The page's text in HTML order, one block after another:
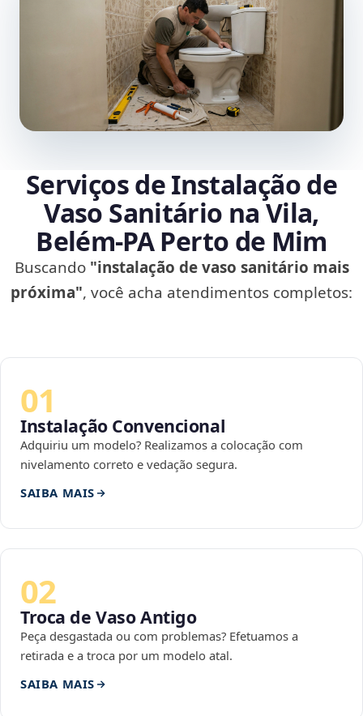
Serviços de Instalação de
Vaso Sanitário na Vila,
Belém‑PA Perto de Mim
Buscando "instalação de vaso sanitário mais
próxima", você acha atendimentos completos:
01
Instalação Convencional
Adquiriu um modelo? Realizamos a colocação com
nivelamento correto e vedação segura.
SAIBA MAIS
02
Troca de Vaso Antigo
Peça desgastada ou com problemas? Efetuamos a
retirada e a troca por um modelo atal.
SAIBA MAIS